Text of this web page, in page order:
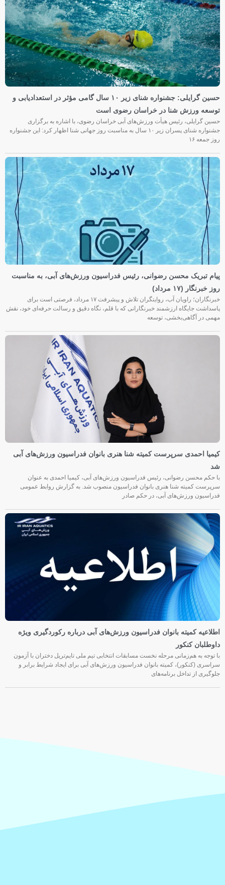
حسین گرایلی: جشنواره شنای زیر ۱۰ سال گامی مؤثر در استعدادیابی و
توسعه ورزش شنا در خراسان رضوی است
حسین گرایلی، رئیس هیأت ورزش‌های آبی خراسان رضوی، با اشاره به برگزاری
جشنواره شنای پسران زیر ۱۰ سال به مناسبت روز جهانی شنا اظهار کرد: این جشنواره
روز جمعه‌ ۱۶
پیام تبریک محسن رضوانی، رئیس فدراسیون ورزش‌های آبی، به مناسبت
روز خبرنگار (۱۷ مرداد)
خبرنگاران؛ راویان آب، روایتگران تلاش و پیشرفت ۱۷ مرداد، فرصتی است برای
پاسداشت جایگاه ارزشمند خبرنگارانی که با قلم، نگاه دقیق و رسالت حرفه‌ای خود، نقش
مهمی در آگاهی‌بخشی، توسعه
کیمیا احمدی سرپرست کمیته شنا هنری بانوان فدراسیون ورزش‌های آبی
شد
با حکم محسن رضوانی، رئیس فدراسیون ورزش‌های آبی، کیمیا احمدی به عنوان
سرپرست کمیته شنا هنری بانوان فدراسیون منصوب شد. به گزارش روابط عمومی
فدراسیون ورزش‌های آبی، در حکم صادر
اطلاعیه کمیته بانوان فدراسیون ورزش‌های آبی درباره رکوردگیری ویژه
داوطلبان کنکور
با توجه به هم‌زمانی مرحله نخست مسابقات انتخابی تیم ملی تایم‌تریل دختران با آزمون
سراسری (کنکور)، کمیته بانوان فدراسیون ورزش‌های آبی برای ایجاد شرایط برابر و
جلوگیری از تداخل برنامه‌های